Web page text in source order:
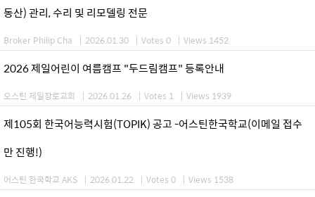
동산) 관리, 수리 및 리모델링 전문
Broker Philip Cha | 2026.01.30 | Votes 0 | Views 1452
2026 제일어린이 여름캠프 "두드림캠프" 등록안내
오스틴 제일장로교회 | 2026.01.26 | Votes 1 | Views 1939
제105회 한국어능력시험(TOPIK) 공고 -어스틴한국학교(이메일 접수
만 진행!)
어스틴 한국학교 AKS | 2026.01.22 | Votes 0 | Views 1538